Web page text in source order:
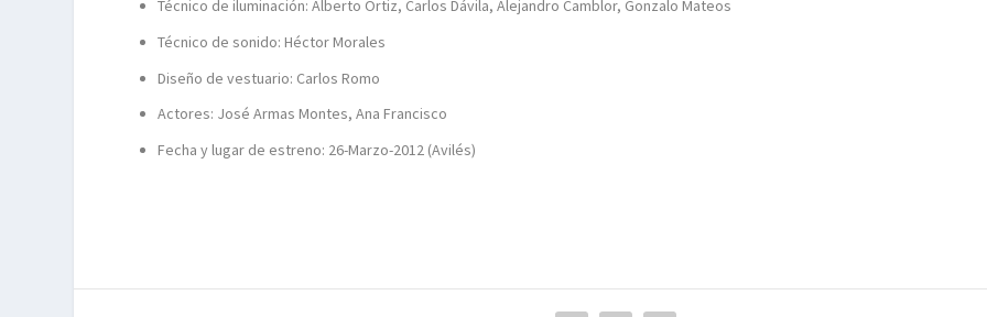
Técnico de iluminación: Alberto Ortiz, Carlos Dávila, Alejandro Camblor, Gonzalo Mateos
Técnico de sonido: Héctor Morales
Diseño de vestuario: Carlos Romo
Actores: José Armas Montes, Ana Francisco
Fecha y lugar de estreno: 26-Marzo-2012 (Avilés)